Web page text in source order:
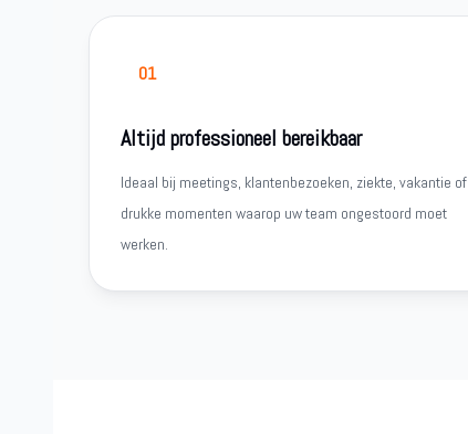
01
Altijd professioneel bereikbaar
Ideaal bij meetings, klantenbezoeken, ziekte, vakantie of
drukke momenten waarop uw team ongestoord moet
werken.